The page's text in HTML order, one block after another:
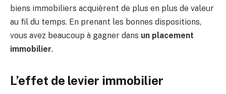
biens immobiliers acquièrent de plus en plus de valeur
au fil du temps. En prenant les bonnes dispositions,
vous avez beaucoup à gagner dans un placement
immobilier.
L’effet de levier immobilier